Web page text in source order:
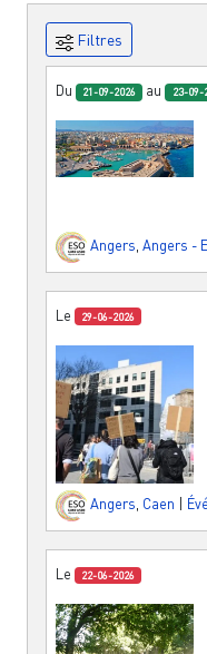
Filtres
Du 21-09-2026 au 23-09-
Angers Angers -
Le 29-06-2026
Angers, Caen
Le 22-06-2026